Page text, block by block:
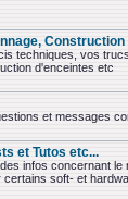
Construction
techniques, vos
d'enceintes etc
et messages
et Tutos etc...
infos concernant le
certains soft- et